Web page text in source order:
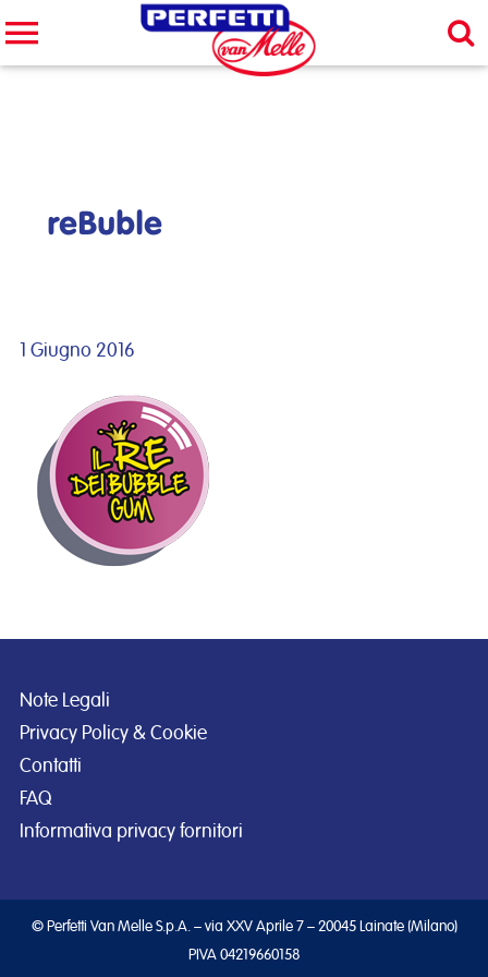
Cerca nel sito
reBuble
1 Giugno 2016
Note Legali
Privacy Policy & Cookie
Contatti
FAQ
Informativa privacy fornitori
© Perfetti Van Melle S.p.A. – via XXV Aprile 7 – 20045 Lainate (Milano)
PIVA 04219660158